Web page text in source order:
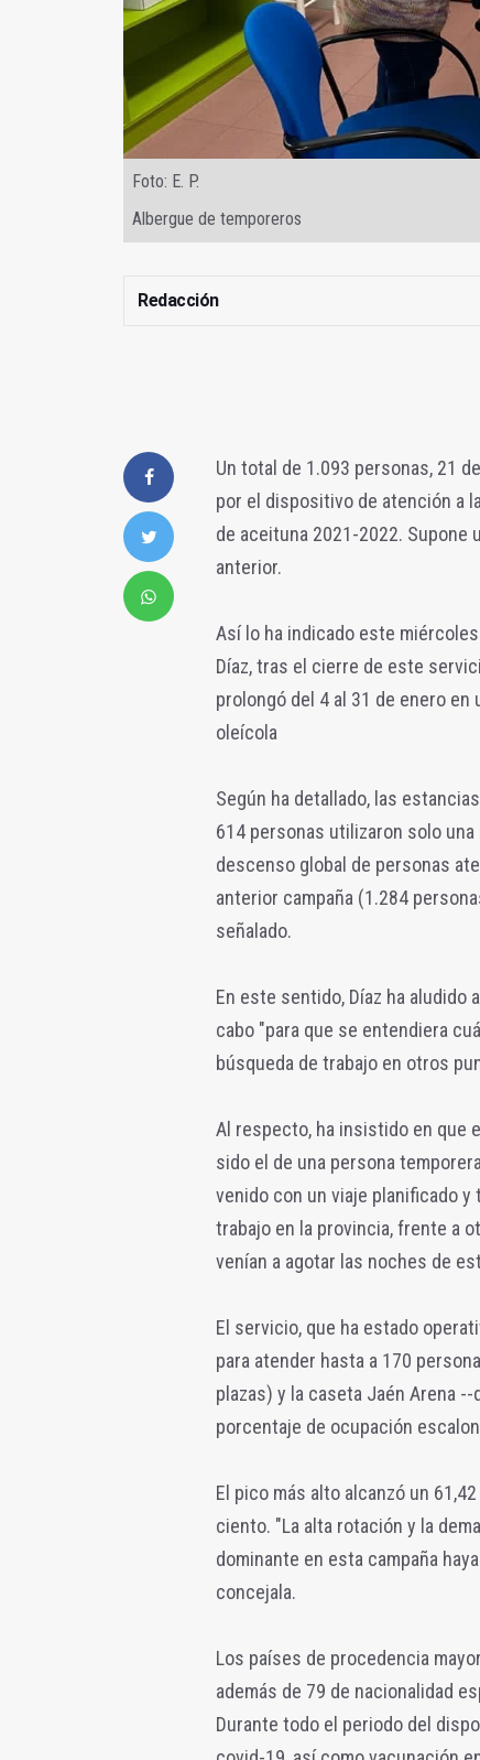
Foto: E. P.
Albergue de temporeros
Redacción
Un total de 1.093 personas, 21
por el dispositivo de atención a
de aceituna 2021-2022.
anterior.
Así lo ha indicado este
Díaz, tras el cierre de este
prolongó del 4 al 31 de enero
oleícola
Según ha detallado, las
614 personas utilizaron solo una
descenso global de personas
anterior campaña (1.284
señalado.
En este sentido, Díaz ha aludido
cabo "para que se entendiera
búsqueda de trabajo en otros
Al respecto, ha insistido en que
sido el de una persona
venido con un viaje planificado
trabajo en la provincia, frente a
venían a agotar las noches de
El servicio, que ha estado
para atender hasta a 170
plazas) y la caseta Jaén Arena
porcentaje de ocupación
El pico más alto alcanzó un
ciento. "La alta rotación y la
dominante en esta campaña
concejala.
Los países de procedencia
además de 79 de nacionalidad
Durante todo el periodo del